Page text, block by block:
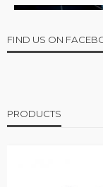
FIND US ON
PRODUCTS